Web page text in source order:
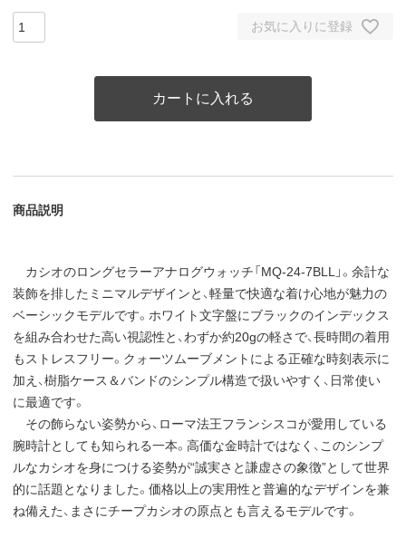
お気に入りに登録
カートに入れる
商品説明
カシオのロングセラーアナログウォッチ「MQ-24-7BLL」。余計な
装飾を排したミニマルデザインと、軽量で快適な着け心地が魅力の
ベーシックモデルです。ホワイト文字盤にブラックのインデックス
を組み合わせた高い視認性と、わずか約20gの軽さで、長時間の着用
もストレスフリー。クォーツムーブメントによる正確な時刻表示に
加え、樹脂ケース＆バンドのシンプル構造で扱いやすく、日常使い
に最適です。
その飾らない姿勢から、ローマ法王フランシスコが愛用している
腕時計としても知られる一本。高価な金時計ではなく、このシンプ
ルなカシオを身につける姿勢が“誠実さと謙虚さの象徴”として世界
的に話題となりました。価格以上の実用性と普遍的なデザインを兼
ね備えた、まさにチープカシオの原点とも言えるモデルです。